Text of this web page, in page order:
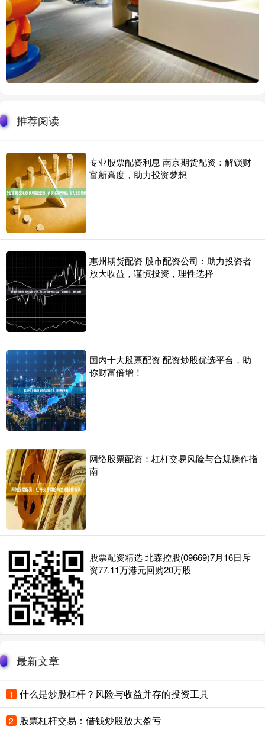
推荐阅读
专业股票配资利息 南京期货配资：解锁财
富新高度，助力投资梦想
惠州期货配资 股市配资公司：助力投资者
放大收益，谨慎投资，理性选择
国内十大股票配资 配资炒股优选平台，助
你财富倍增！
网络股票配资：杠杆交易风险与合规操作指
南
股票配资精选 北森控股(09669)7月16日斥
资77.11万港元回购20万股
最新文章
1 什么是炒股杠杆？风险与收益并存的投资工具
2 股票杠杆交易：借钱炒股放大盈亏